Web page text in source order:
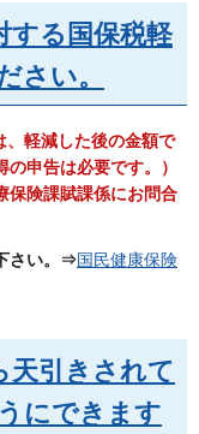
する国保税軽
さい。
、軽減した後の金額で
申告は必要です。）
保険課賦課係にお問合
さい。⇒国民健康保険
天引きされて
にできます